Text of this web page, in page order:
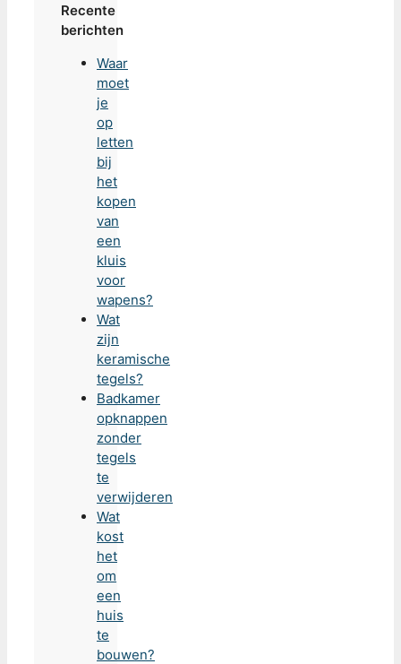
Recente
berichten
Waar
moet
je
op
letten
bij
het
kopen
van
een
kluis
voor
wapens?
Wat
zijn
keramische
tegels?
Badkamer
opknappen
zonder
tegels
te
verwijderen
Wat
kost
het
om
een
huis
te
bouwen?